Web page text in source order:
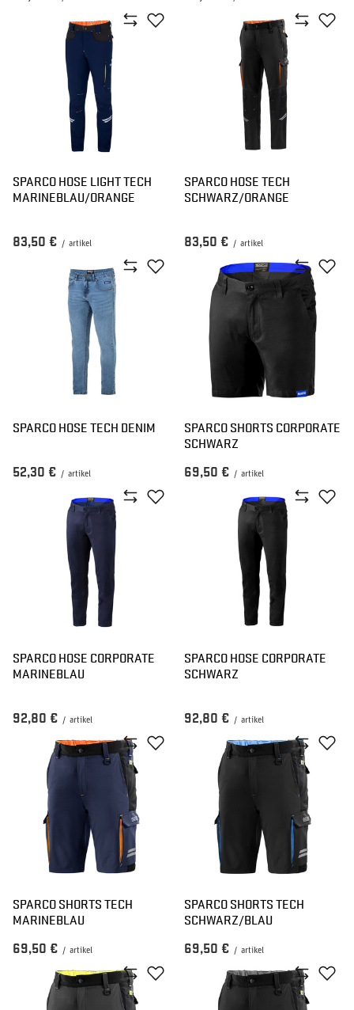
SPARCO HOSE LIGHT TECH
MARINEBLAU/ORANGE
83,50 € / artikel
SPARCO HOSE TECH
SCHWARZ/ORANGE
83,50 € / artikel
SPARCO HOSE TECH DENIM
52,30 € / artikel
SPARCO SHORTS CORPORATE
SCHWARZ
69,50 € / artikel
SPARCO HOSE CORPORATE
MARINEBLAU
92,80 € / artikel
SPARCO HOSE CORPORATE
SCHWARZ
92,80 € / artikel
SPARCO SHORTS TECH
MARINEBLAU
69,50 € / artikel
SPARCO SHORTS TECH
SCHWARZ/BLAU
69,50 € / artikel